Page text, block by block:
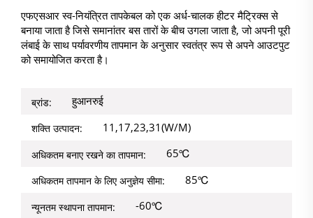
एफएसआर स्व-नियंत्रित तापकेबल को एक अर्ध-चालक हीटर मैट्रिक्स से
बनाया जाता है जिसे समानांतर बस तारों के बीच उगला जाता है, जो अपनी पूरी
लंबाई के साथ पर्यावरणीय तापमान के अनुसार स्वतंत्र रूप से अपने आउटपुट
को समायोजित करता है।
ब्रांड: हुआनरुई
शक्ति उत्पादन: 11,17,23,31(W/M)
अधिकतम बनाए रखने का तापमान: 65℃
अधिकतम तापमान के लिए अनुज्ञेय सीमा: 85℃
न्यूनतम स्थापना तापमान: -60℃